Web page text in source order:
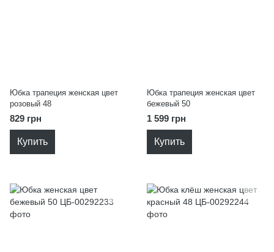
Юбка трапеция женская цвет
розовый 48
829 грн
Купить
Юбка трапеция женская цвет
бежевый 50
1 599 грн
Купить